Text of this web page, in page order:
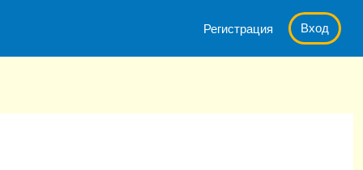
Регистрация Вход